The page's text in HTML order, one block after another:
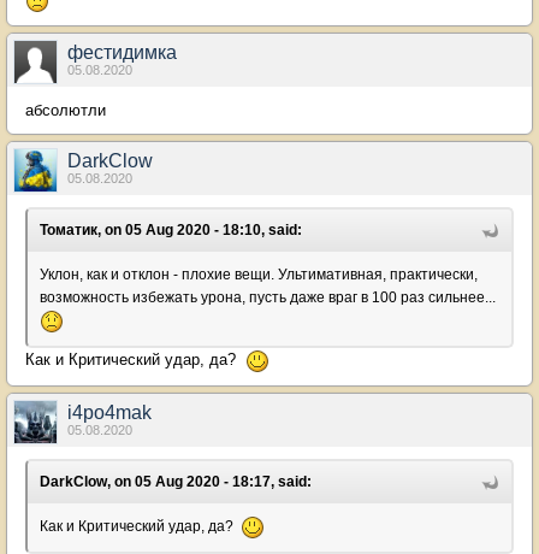
фестидимка
05.08.2020
абсолютли
DarkClow
05.08.2020
Томатик, on 05 Aug 2020 - 18:10, said:
Уклон, как и отклон - плохие вещи. Ультимативная, практически,
возможность избежать урона, пусть даже враг в 100 раз сильнее...
Как и Критический удар, да?
i4po4mak
05.08.2020
DarkClow, on 05 Aug 2020 - 18:17, said:
Как и Критический удар, да?